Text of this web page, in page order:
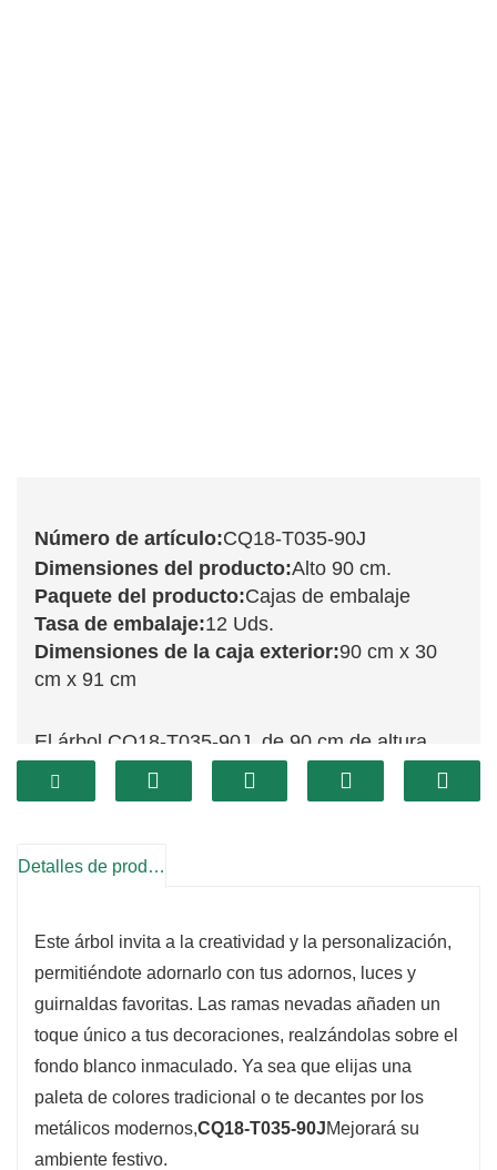
Número de artículo:CQ18-T035-90J
Dimensiones del producto:Alto 90 cm.
Paquete del producto:Cajas de embalaje
Tasa de embalaje:12 Uds.
Dimensiones de la caja exterior:90 cm x 30
cm x 91 cm
El árbol CQ18-T035-90J, de 90 cm de altura,
ofrece una presencia imponente que transforma
cualquier ambiente navideño. Este árbol
mayor cobertura de nieve que crea una
ramas abundantes ofrecen amplio espacio para
decorar, lo que lo convierte en la pieza central
ideal para sus celebraciones navideñas.
Detalles de producto
Este árbol invita a la creatividad y la personalización,
permitiéndote adornarlo con tus adornos, luces y
guirnaldas favoritas. Las ramas nevadas añaden un
toque único a tus decoraciones, realzándolas sobre el
fondo blanco inmaculado. Ya sea que elijas una
paleta de colores tradicional o te decantes por los
metálicos modernos,CQ18-T035-90JMejorará su
ambiente festivo.